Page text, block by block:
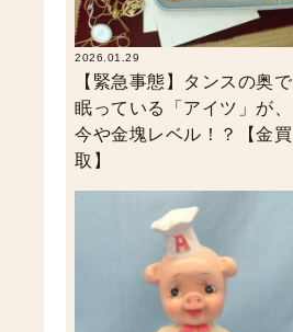
2026.01.29
【緊急事態】タンスの奥で
眠っている「アイツ」が、
今や金塊レベル！？【金買
取】